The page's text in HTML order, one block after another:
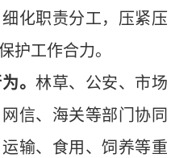
化职责分工，压紧压
护工作合力。
。林草、公安、市场
信、海关等部门协同
输、食用、饲养等重